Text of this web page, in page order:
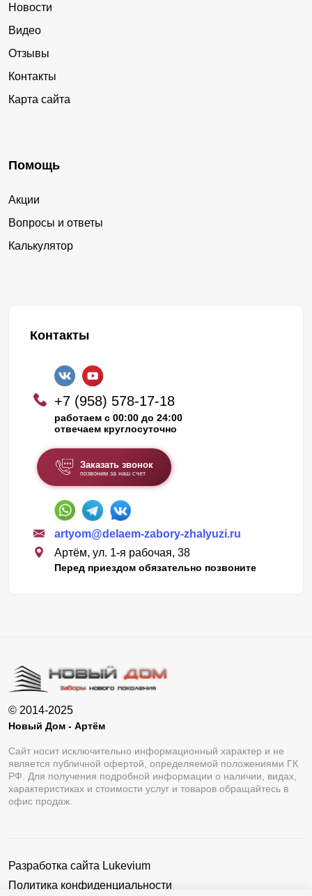
Новости
Видео
Отзывы
Контакты
Карта сайта
Помощь
Акции
Вопросы и ответы
Калькулятор
Контакты
+7 (958) 578-17-18
работаем с 00:00 до 24:00
отвечаем круглосуточно
Заказать звонок
позвоним за наш счет
artyom@delaem-zabory-zhalyuzi.ru
Артём, ул. 1-я рабочая, 38
Перед приездом обязательно позвоните
© 2014-2025
Новый Дом - Артём
Сайт носит исключительно информационный характер и не
является публичной офертой, определяемой положениями ГК
РФ. Для получения подробной информации о наличии, видах,
характеристиках и стоимости услуг и товаров обращайтесь в
офис продаж.
Разработка сайта Lukevium
Политика конфиденциальности